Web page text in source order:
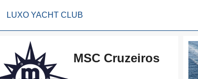
LUXO YACHT CLUB
MSC Cruzeiros